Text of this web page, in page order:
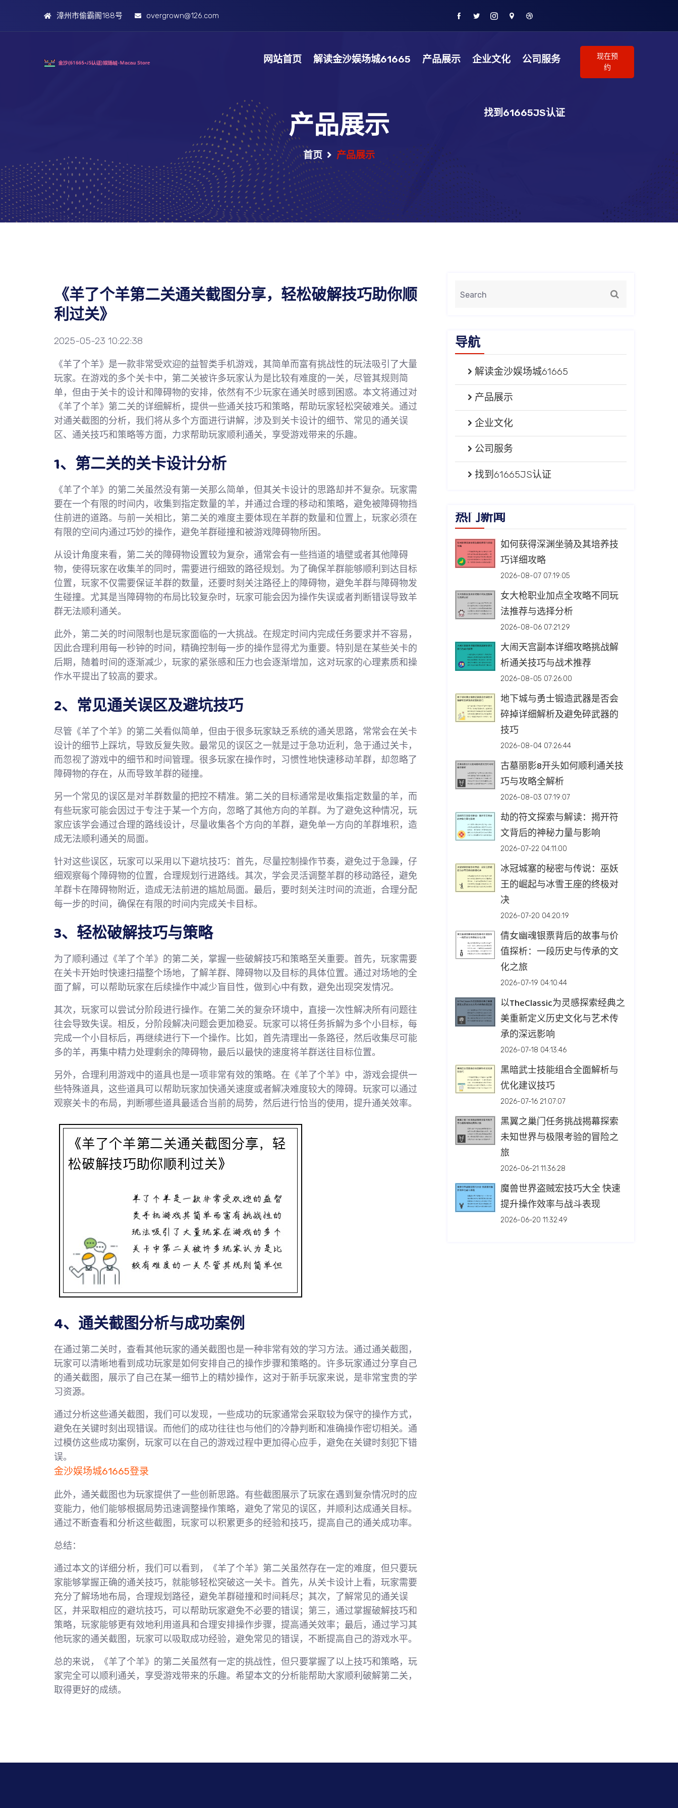
漳州市偷霸阁188号 overgrown@126.com
网站首页 解读金沙娱场城61665 产品展示 企业文化 公司服务
找到61665JS认证
现在预
约
产品展示
首页 产品展示
《羊了个羊第二关通关截图分享，轻松破解技巧助你顺
利过关》
2025-05-23 10:22:38
《羊了个羊》是一款非常受欢迎的益智类手机游戏，其简单而富有挑战性的玩法吸引了大量
玩家。在游戏的多个关卡中，第二关被许多玩家认为是比较有难度的一关，尽管其规则简
单，但由于关卡的设计和障碍物的安排，依然有不少玩家在通关时感到困惑。本文将通过对
《羊了个羊》第二关的详细解析，提供一些通关技巧和策略，帮助玩家轻松突破难关。通过
对通关截图的分析，我们将从多个方面进行讲解，涉及到关卡设计的细节、常见的通关误
区、通关技巧和策略等方面，力求帮助玩家顺利通关，享受游戏带来的乐趣。
1、第二关的关卡设计分析
《羊了个羊》的第二关虽然没有第一关那么简单，但其关卡设计的思路却并不复杂。玩家需
要在一个有限的时间内，收集到指定数量的羊，并通过合理的移动和策略，避免被障碍物挡
住前进的道路。与前一关相比，第二关的难度主要体现在羊群的数量和位置上，玩家必须在
有限的空间内通过巧妙的操作，避免羊群碰撞和被游戏障碍物所困。
从设计角度来看，第二关的障碍物设置较为复杂，通常会有一些挡道的墙壁或者其他障碍
物，使得玩家在收集羊的同时，需要进行细致的路径规划。为了确保羊群能够顺利到达目标
位置，玩家不仅需要保证羊群的数量，还要时刻关注路径上的障碍物，避免羊群与障碍物发
生碰撞。尤其是当障碍物的布局比较复杂时，玩家可能会因为操作失误或者判断错误导致羊
群无法顺利通关。
此外，第二关的时间限制也是玩家面临的一大挑战。在规定时间内完成任务要求并不容易，
因此合理利用每一秒钟的时间，精确控制每一步的操作显得尤为重要。特别是在某些关卡的
后期，随着时间的逐渐减少，玩家的紧张感和压力也会逐渐增加，这对玩家的心理素质和操
作水平提出了较高的要求。
2、常见通关误区及避坑技巧
尽管《羊了个羊》的第二关看似简单，但由于很多玩家缺乏系统的通关思路，常常会在关卡
设计的细节上踩坑，导致反复失败。最常见的误区之一就是过于急功近利，急于通过关卡，
而忽视了游戏中的细节和时间管理。很多玩家在操作时，习惯性地快速移动羊群，却忽略了
障碍物的存在，从而导致羊群的碰撞。
另一个常见的误区是对羊群数量的把控不精准。第二关的目标通常是收集指定数量的羊，而
有些玩家可能会因过于专注于某一个方向，忽略了其他方向的羊群。为了避免这种情况，玩
家应该学会通过合理的路线设计，尽量收集各个方向的羊群，避免单一方向的羊群堆积，造
成无法顺利通关的局面。
针对这些误区，玩家可以采用以下避坑技巧：首先，尽量控制操作节奏，避免过于急躁，仔
细观察每个障碍物的位置，合理规划行进路线。其次，学会灵活调整羊群的移动路径，避免
羊群卡在障碍物附近，造成无法前进的尴尬局面。最后，要时刻关注时间的流逝，合理分配
每一步的时间，确保在有限的时间内完成关卡目标。
3、轻松破解技巧与策略
为了顺利通过《羊了个羊》的第二关，掌握一些破解技巧和策略至关重要。首先，玩家需要
在关卡开始时快速扫描整个场地，了解羊群、障碍物以及目标的具体位置。通过对场地的全
面了解，可以帮助玩家在后续操作中减少盲目性，做到心中有数，避免出现突发情况。
其次，玩家可以尝试分阶段进行操作。在第二关的复杂环境中，直接一次性解决所有问题往
往会导致失误。相反，分阶段解决问题会更加稳妥。玩家可以将任务拆解为多个小目标，每
完成一个小目标后，再继续进行下一个操作。比如，首先清理出一条路径，然后收集尽可能
多的羊，再集中精力处理剩余的障碍物，最后以最快的速度将羊群送往目标位置。
另外，合理利用游戏中的道具也是一项非常有效的策略。在《羊了个羊》中，游戏会提供一
些特殊道具，这些道具可以帮助玩家加快通关速度或者解决难度较大的障碍。玩家可以通过
观察关卡的布局，判断哪些道具最适合当前的局势，然后进行恰当的使用，提升通关效率。
4、通关截图分析与成功案例
在通过第二关时，查看其他玩家的通关截图也是一种非常有效的学习方法。通过通关截图，
玩家可以清晰地看到成功玩家是如何安排自己的操作步骤和策略的。许多玩家通过分享自己
的通关截图，展示了自己在某一细节上的精妙操作，这对于新手玩家来说，是非常宝贵的学
习资源。
通过分析这些通关截图，我们可以发现，一些成功的玩家通常会采取较为保守的操作方式，
避免在关键时刻出现错误。而他们的成功往往也与他们的冷静判断和准确操作密切相关。通
过模仿这些成功案例，玩家可以在自己的游戏过程中更加得心应手，避免在关键时刻犯下错
误。
金沙娱场城61665登录
此外，通关截图也为玩家提供了一些创新思路。有些截图展示了玩家在遇到复杂情况时的应
变能力，他们能够根据局势迅速调整操作策略，避免了常见的误区，并顺利达成通关目标。
通过不断查看和分析这些截图，玩家可以积累更多的经验和技巧，提高自己的通关成功率。
总结：
通过本文的详细分析，我们可以看到，《羊了个羊》第二关虽然存在一定的难度，但只要玩
家能够掌握正确的通关技巧，就能够轻松突破这一关卡。首先，从关卡设计上看，玩家需要
充分了解场地布局，合理规划路径，避免羊群碰撞和时间耗尽；其次，了解常见的通关误
区，并采取相应的避坑技巧，可以帮助玩家避免不必要的错误；第三，通过掌握破解技巧和
策略，玩家能够更有效地利用道具和合理安排操作步骤，提高通关效率；最后，通过学习其
他玩家的通关截图，玩家可以吸取成功经验，避免常见的错误，不断提高自己的游戏水平。
总的来说，《羊了个羊》的第二关虽然有一定的挑战性，但只要掌握了以上技巧和策略，玩
家完全可以顺利通关，享受游戏带来的乐趣。希望本文的分析能帮助大家顺利破解第二关，
取得更好的成绩。
导航
解读金沙娱场城61665
产品展示
企业文化
公司服务
找到61665JS认证
热门新闻
如何获得深渊坐骑及其培养技
巧详细攻略
2026-08-07 07:19:05
女大枪职业加点全攻略不同玩
法推荐与选择分析
2026-08-06 07:21:29
大闹天宫副本详细攻略挑战解
析通关技巧与战术推荐
2026-08-05 07:26:00
地下城与勇士锻造武器是否会
碎掉详细解析及避免碎武器的
技巧
2026-08-04 07:26:44
古墓丽影8开头如何顺利通关技
巧与攻略全解析
2026-08-03 07:19:07
劫的符文探索与解读：揭开符
文背后的神秘力量与影响
2026-07-22 04:11:00
冰冠城塞的秘密与传说：巫妖
王的崛起与冰雪王座的终极对
决
2026-07-20 04:20:19
倩女幽魂银票背后的故事与价
值探析：一段历史与传承的文
化之旅
2026-07-19 04:10:44
以TheClassic为灵感探索经典之
美重新定义历史文化与艺术传
承的深远影响
2026-07-18 04:13:46
黑暗武士技能组合全面解析与
优化建议技巧
2026-07-16 21:07:07
黑翼之巢门任务挑战揭幕探索
未知世界与极限考验的冒险之
旅
2026-06-21 11:36:28
魔兽世界盗贼宏技巧大全 快速
提升操作效率与战斗表现
2026-06-20 11:32:49